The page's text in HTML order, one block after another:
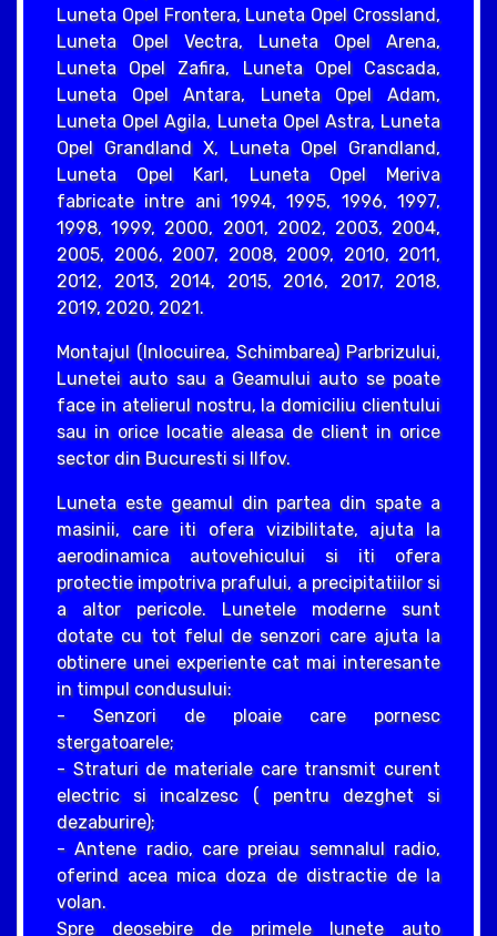
Luneta Opel Frontera, Luneta Opel Crossland,
Luneta Opel Vectra, Luneta Opel Arena,
Luneta Opel Zafira, Luneta Opel Cascada,
Luneta Opel Antara, Luneta Opel Adam,
Luneta Opel Agila, Luneta Opel Astra, Luneta
Opel Grandland X, Luneta Opel Grandland,
Luneta Opel Karl, Luneta Opel Meriva
fabricate intre ani 1994, 1995, 1996, 1997,
1998, 1999, 2000, 2001, 2002, 2003, 2004,
2005, 2006, 2007, 2008, 2009, 2010, 2011,
2012, 2013, 2014, 2015, 2016, 2017, 2018,
2019, 2020, 2021.
Montajul (Inlocuirea, Schimbarea) Parbrizului,
Lunetei auto sau a Geamului auto se poate
face in atelierul nostru, la domiciliu clientului
sau in orice locatie aleasa de client in orice
sector din Bucuresti si Ilfov.
Luneta este geamul din partea din spate a
masinii, care iti ofera vizibilitate, ajuta la
aerodinamica autovehicului si iti ofera
protectie impotriva prafului, a precipitatiilor si
a altor pericole. Lunetele moderne sunt
dotate cu tot felul de senzori care ajuta la
obtinere unei experiente cat mai interesante
in timpul condusului:
- Senzori de ploaie care pornesc
stergatoarele;
- Straturi de materiale care transmit curent
electric si incalzesc ( pentru dezghet si
dezaburire);
- Antene radio, care preiau semnalul radio,
oferind acea mica doza de distractie de la
volan.
Spre deosebire de primele lunete auto